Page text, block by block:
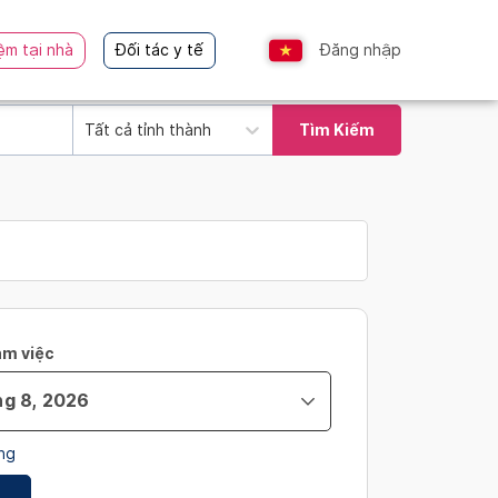
tại nhà Đối tác y tế Đăng nhập
Tất cả tỉnh thành Tìm Kiếm
việc